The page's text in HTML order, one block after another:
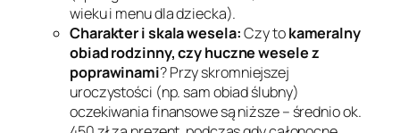
wieku i menu dla dziecka).
Charakter i skala wesela:Czy tokameralny
obiad rodzinny, czy huczne wesele z
poprawinami? Przy skromniejszej
uroczystości (np. sam obiad ślubny)
oczekiwania finansowe są niższe – średnio ok.